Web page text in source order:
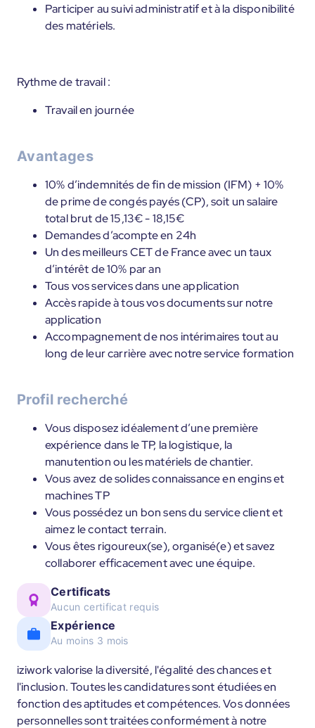
Participer au suivi administratif et à la disponibilité
des matériels.
Rythme de travail :
Travail en journée
Avantages
10% d’indemnités de fin de mission (IFM) + 10%
de prime de congés payés (CP), soit un salaire
total brut de 15,13€ - 18,15€
Demandes d’acompte en 24h
Un des meilleurs CET de France avec un taux
d’intérêt de 10% par an
Tous vos services dans une application
Accès rapide à tous vos documents sur notre
application
Accompagnement de nos intérimaires tout au
long de leur carrière avec notre service formation
Profil recherché
Vous disposez idéalement d’une première
expérience dans le TP, la logistique, la
manutention ou les matériels de chantier.
Vous avez de solides connaissance en engins et
machines TP
Vous possédez un bon sens du service client et
aimez le contact terrain.
Vous êtes rigoureux(se), organisé(e) et savez
collaborer efficacement avec une équipe.
Certificats
Aucun certificat requis
Expérience
Au moins 3 mois
iziwork valorise la diversité, l'égalité des chances et
l'inclusion. Toutes les candidatures sont étudiées en
fonction des aptitudes et compétences. Vos données
personnelles sont traitées conformément à notre